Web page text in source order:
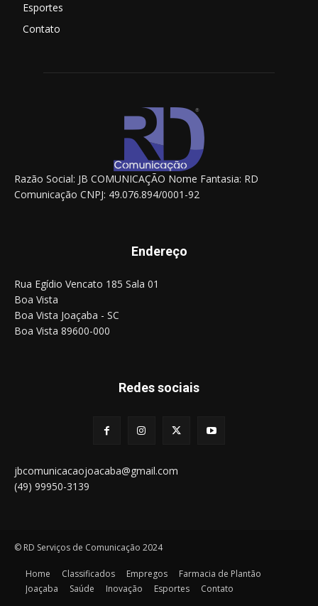
Esportes
Contato
Razão Social: JB COMUNICAÇÃO Nome Fantasia: RD
Comunicação CNPJ: 49.076.894/0001-92
Endereço
Rua Egídio Vencato 185 Sala 01
Boa Vista
Boa Vista Joaçaba - SC
Boa Vista 89600-000
Redes sociais
jbcomunicacaojoacaba@gmail.com
(49) 99950-3139
© RD Serviços de Comunicação 2024
Home Classificados Empregos
Farmacia de Plantão
Joaçaba
Saúde Inovação Esportes Contato